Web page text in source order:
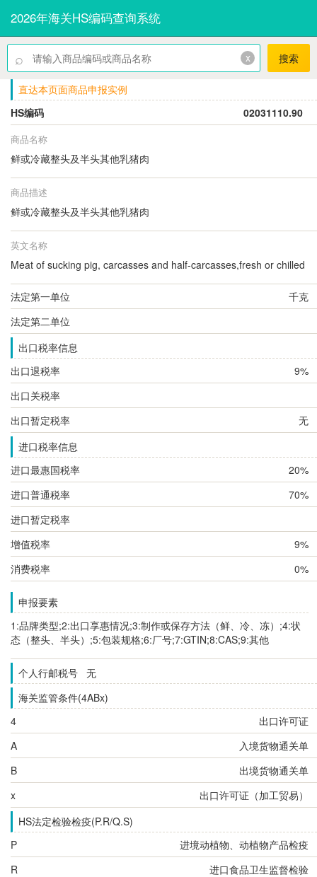
2026年海关HS编码查询系统
⌕ x 搜索
直达本页面商品申报实例
HS编码
02031110.90
商品名称
鲜或冷藏整头及半头其他乳猪肉
商品描述
鲜或冷藏整头及半头其他乳猪肉
英文名称
Meat of sucking pig, carcasses and half-carcasses,fresh or chilled
法定第一单位
千克
法定第二单位
出口税率信息
出口退税率
9%
出口关税率
出口暂定税率
无
进口税率信息
进口最惠国税率
20%
进口普通税率
70%
进口暂定税率
增值税率
9%
消费税率
0%
申报要素
1:品牌类型;2:出口享惠情况;3:制作或保存方法（鲜、冷、冻）;4:状
态（整头、半头）;5:包装规格;6:厂号;7:GTIN;8:CAS;9:其他
个人行邮税号 无
海关监管条件(4ABx)
4
出口许可证
A
入境货物通关单
B
出境货物通关单
x
出口许可证（加工贸易）
HS法定检验检疫(P.R/Q.S)
P
进境动植物、动植物产品检疫
R
进口食品卫生监督检验